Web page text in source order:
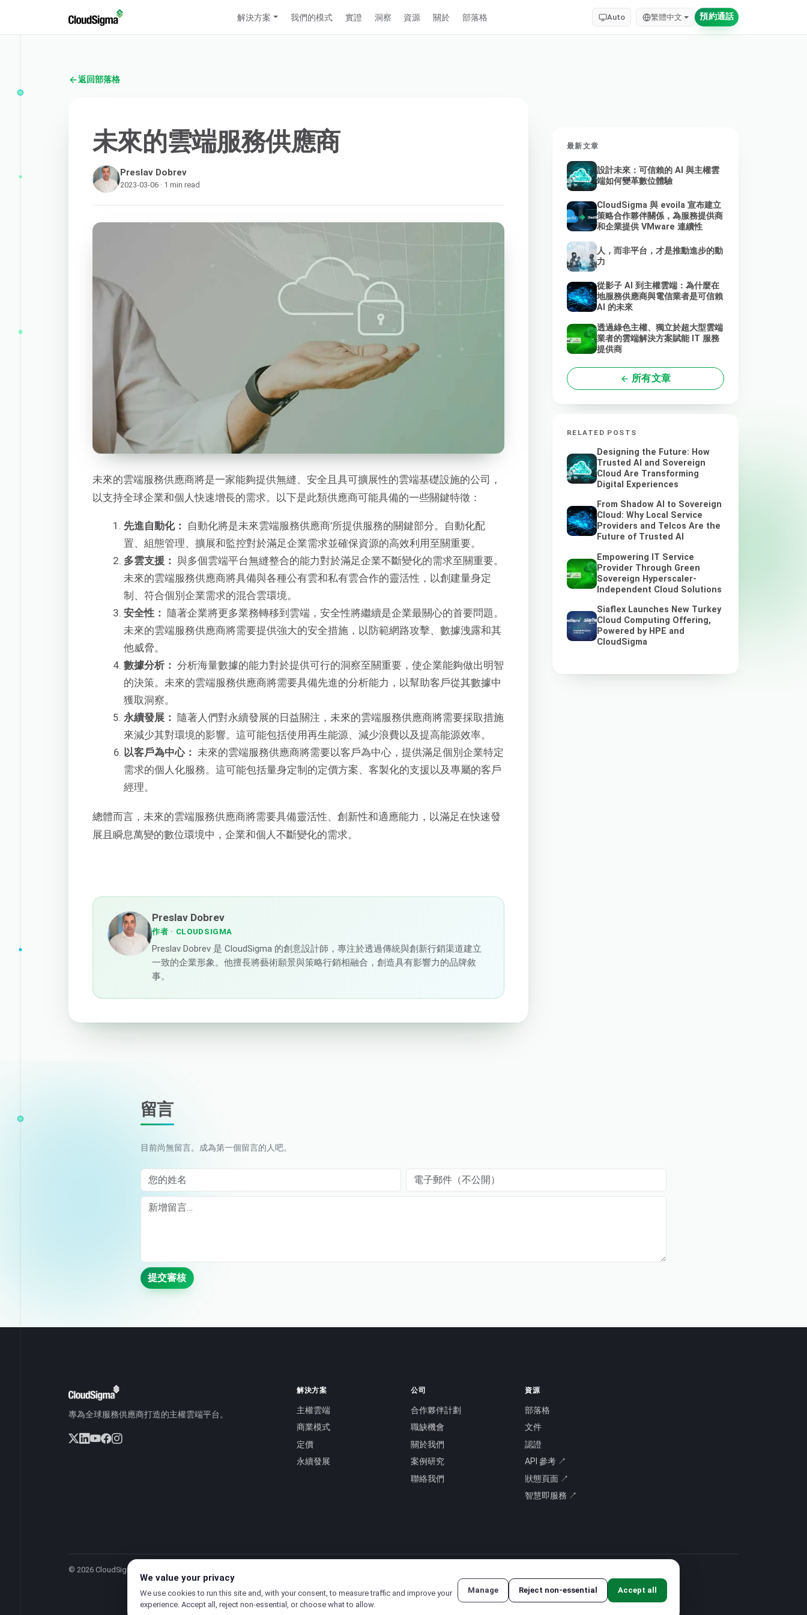
解決方案 我們的模式 實證 洞察 資源 關於 部落格 Auto 繁體中文 預約通話
返回部落格
未來的雲端服務供應商
Preslav Dobrev
2023-03-06 · 1 min read
未來的雲端服務供應商將是一家能夠提供無縫、安全且具可擴展性的雲端基礎設施的公司，
以支持全球企業和個人快速增長的需求。以下是此類供應商可能具備的一些關鍵特徵：
先進自動化： 自動化將是未來雲端服務供應商’所提供服務的關鍵部分。自動化配
置、組態管理、擴展和監控對於滿足企業需求並確保資源的高效利用至關重要。
多雲支援： 與多個雲端平台無縫整合的能力對於滿足企業不斷變化的需求至關重要。
未來的雲端服務供應商將具備與各種公有雲和私有雲合作的靈活性，以創建量身定
制、符合個別企業需求的混合雲環境。
安全性： 隨著企業將更多業務轉移到雲端，安全性將繼續是企業最關心的首要問題。
未來的雲端服務供應商將需要提供強大的安全措施，以防範網路攻擊、數據洩露和其
他威脅。
數據分析： 分析海量數據的能力對於提供可行的洞察至關重要，使企業能夠做出明智
的決策。未來的雲端服務供應商將需要具備先進的分析能力，以幫助客戶從其數據中
獲取洞察。
永續發展： 隨著人們對永續發展的日益關注，未來的雲端服務供應商將需要採取措施
來減少其對環境的影響。這可能包括使用再生能源、減少浪費以及提高能源效率。
以客戶為中心： 未來的雲端服務供應商將需要以客戶為中心，提供滿足個別企業特定
需求的個人化服務。這可能包括量身定制的定價方案、客製化的支援以及專屬的客戶
經理。
總體而言，未來的雲端服務供應商將需要具備靈活性、創新性和適應能力，以滿足在快速發
展且瞬息萬變的數位環境中，企業和個人不斷變化的需求。
Preslav Dobrev
作者 · CLOUDSIGMA
Preslav Dobrev 是 CloudSigma 的創意設計師，專注於透過傳統與創新行銷渠道建立
一致的企業形象。他擅長將藝術願景與策略行銷相融合，創造具有影響力的品牌敘
事。
最新文章
設計未來：可信賴的 AI 與主權雲
端如何變革數位體驗
CloudSigma 與 evoila 宣布建立
策略合作夥伴關係，為服務提供商
和企業提供 VMware 連續性
人，而非平台，才是推動進步的動
力
從影子 AI 到主權雲端：為什麼在
地服務供應商與電信業者是可信賴
AI 的未來
透過綠色主權、獨立於超大型雲端
業者的雲端解決方案賦能 IT 服務
提供商
所有文章
RELATED POSTS
Designing the Future: How
Trusted AI and Sovereign
Cloud Are Transforming
Digital Experiences
From Shadow AI to Sovereign
Cloud: Why Local Service
Providers and Telcos Are the
Future of Trusted AI
Empowering IT Service
Provider Through Green
Sovereign Hyperscaler-
Independent Cloud Solutions
Siaflex Launches New Turkey
Cloud Computing Offering,
Powered by HPE and
CloudSigma
留言
目前尚無留言。成為第一個留言的人吧。
您的姓名 電子郵件（不公開）
Comment
提交審核
專為全球服務供應商打造的主權雲端平台。
解決方案
主權雲端
商業模式
定價
永續發展
公司
合作夥伴計劃
職缺機會
關於我們
案例研究
聯絡我們
資源
部落格
文件
認證
API 參考 ↗
狀態頁面 ↗
智慧即服務 ↗
© 2026 CloudSigma Holding AG.
隱私權政策
We value your privacy
We use cookies to run this site and, with your consent, to measure traffic and improve your
experience. Accept all, reject non-essential, or choose what to allow.
Manage Reject non-essential Accept all